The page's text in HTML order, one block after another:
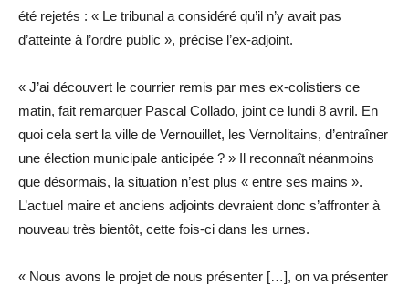
été rejetés : « Le tribunal a considéré qu’il n’y avait pas
d’atteinte à l’ordre public », précise l’ex-adjoint.
« J’ai découvert le courrier remis par mes ex-colistiers ce
matin, fait remarquer Pascal Collado, joint ce lundi 8 avril. En
quoi cela sert la ville de Vernouillet, les Vernolitains, d’entraîner
une élection municipale anticipée ? » Il reconnaît néanmoins
que désormais, la situation n’est plus « entre ses mains ».
L’actuel maire et anciens adjoints devraient donc s’affronter à
nouveau très bientôt, cette fois-ci dans les urnes.
« Nous avons le projet de nous présenter […], on va présenter